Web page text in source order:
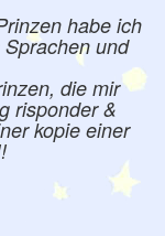
habe ich
und
die mir
risponder &
kopie einer